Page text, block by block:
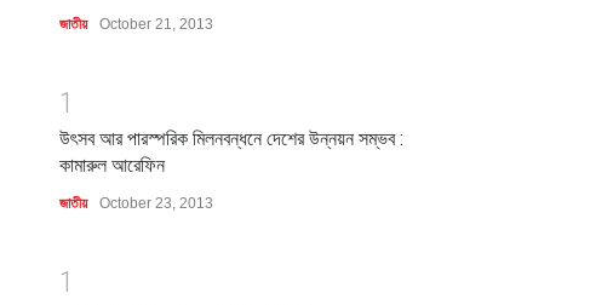
জাতীয় October 21, 2013
1
উৎসব আর পারস্পরিক মিলনবন্ধনে দেশের উন্নয়ন সম্ভব :
কামারুল আরেফিন
জাতীয় October 23, 2013
1